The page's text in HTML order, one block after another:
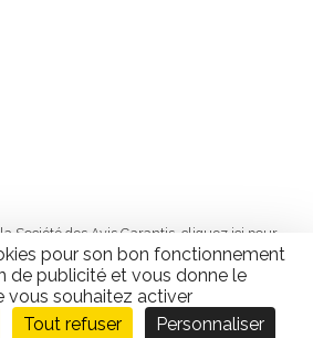
Société des Avis Garantis, cliquez ici pour
pour son bon fonctionnement
de publicité et vous donne le
vous souhaitez activer
Tout refuser Personnaliser